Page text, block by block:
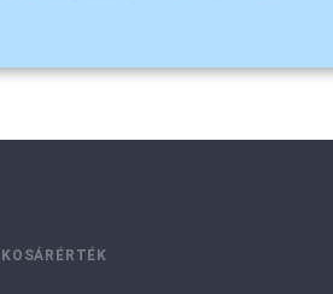
KOSÁRÉRTÉK